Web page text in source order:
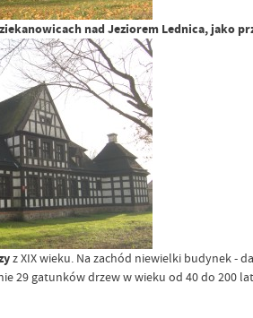
nad Jeziorem Lednica, jako
z XIX wieku. Na zachód niewielki budynek -
29 gatunków drzew w wieku od 40 do 200